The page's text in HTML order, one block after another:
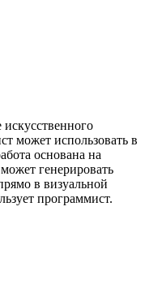
может использовать в
основана на
генерировать
в визуальной
программист.